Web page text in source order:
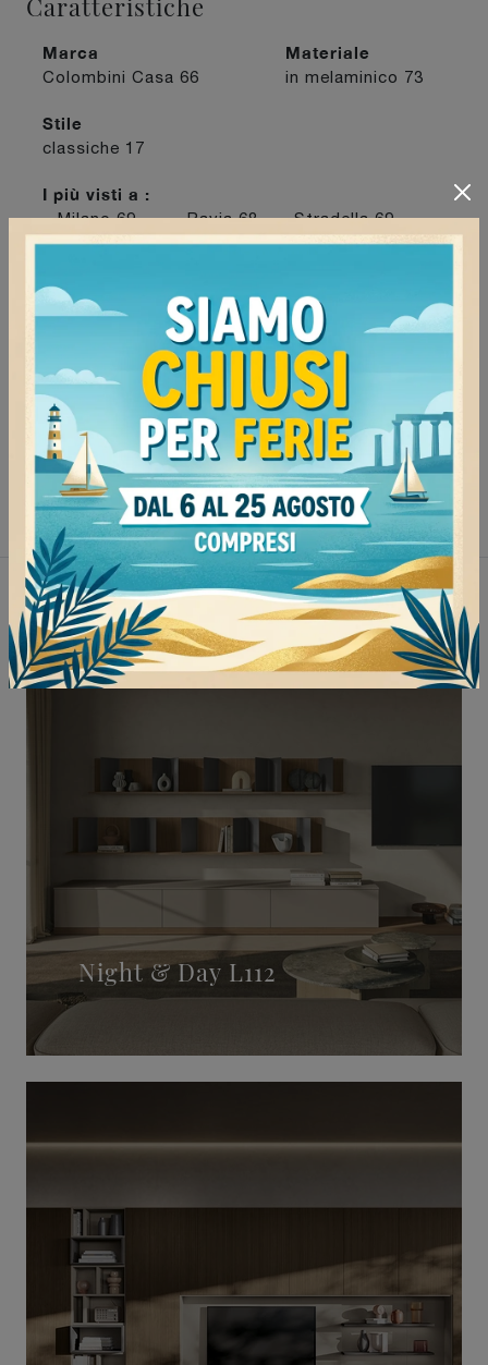
Marca
Colombini Casa 66
Materiale
in melaminico 73
Stile
classiche 17
I più visti a :
Milano69 Pavia68 Stradella69
Voghera76
Continua a navigare
Pareti attrezzate Colombini Casa Pavia
Pareti attrezzate Colombini Casa Milano
Pareti attrezzate Colombini Casa Voghera
Pareti attrezzate Colombini Casa Stradella
Non perderti anche:
Night & Day L112